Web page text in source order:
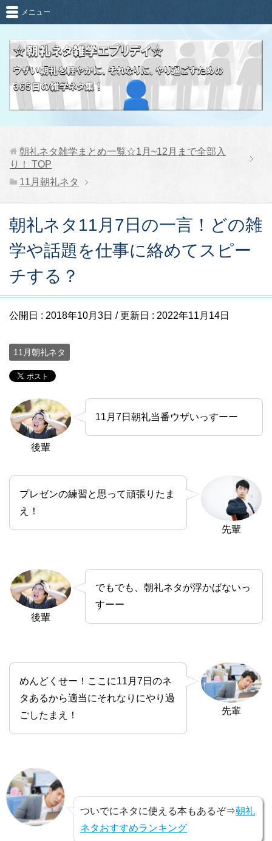
メニュー
朝礼ネタ雑学まとめ一覧☆1月~12月まで全部入
り！
TOP
11月朝礼ネタ
朝礼ネタ11月7日の一言！どの雑
学や話題を仕事に絡めてスピー
チする？
公開日 : 2018年10月3日 / 更新日 : 2022年11月14日
11月朝礼ネタ
後輩
11月7日朝礼当番ウザいっすーー
先輩
プレゼンの練習と思って頑張りたま
え！
後輩
でもでも、朝礼ネタが浮かばないっ
すーー
先輩
めんどくせー！ここに11月7日のネ
タあるから適当にそれなりにやり過
ごしたまえ！
ついでにネタに使える本もあるぞ⇒朝礼
ネタおすすめランキング